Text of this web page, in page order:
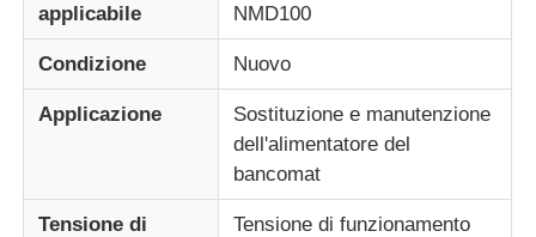
Video
Chi siamo
applicabile
NMD100
Condizione Nuovo
Applicazione
Sostituzione e manutenzione
dell'alimentatore del
bancomat
Tensione di
Tensione di funzionamento